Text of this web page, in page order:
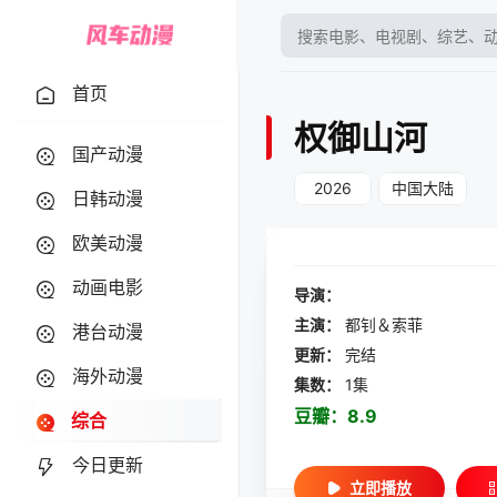
首页
国产动漫
日韩动漫
欧美动漫
动画电影
港台动漫
海外动漫
综合
今日更新
权御山河
2026 中国大陆
导演：
主演：
都钊＆索菲
更新：
完结
集数：
1集
豆瓣： 8.9
立即播放